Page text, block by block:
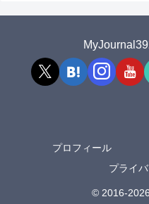
プロフィール
プライ
© 2016-